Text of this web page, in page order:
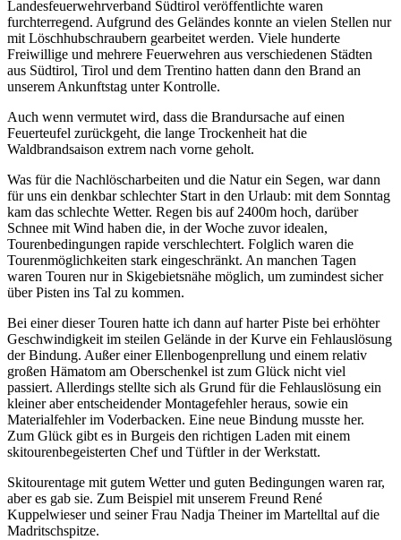
Landesfeuerwehrverband Südtirol veröffentlichte waren
furchterregend. Aufgrund des Geländes konnte an vielen Stellen nur
mit Löschhubschraubern gearbeitet werden. Viele hunderte
Freiwillige und mehrere Feuerwehren aus verschiedenen Städten
aus Südtirol, Tirol und dem Trentino hatten dann den Brand an
unserem Ankunftstag unter Kontrolle.
Auch wenn vermutet wird, dass die Brandursache auf einen
Feuerteufel zurückgeht, die lange Trockenheit hat die
Waldbrandsaison extrem nach vorne geholt.
Was für die Nachlöscharbeiten und die Natur ein Segen, war dann
für uns ein denkbar schlechter Start in den Urlaub: mit dem Sonntag
kam das schlechte Wetter. Regen bis auf 2400m hoch, darüber
Schnee mit Wind haben die, in der Woche zuvor idealen,
Tourenbedingungen rapide verschlechtert. Folglich waren die
Tourenmöglichkeiten stark eingeschränkt. An manchen Tagen
waren Touren nur in Skigebietsnähe möglich, um zumindest sicher
über Pisten ins Tal zu kommen.
Bei einer dieser Touren hatte ich dann auf harter Piste bei erhöhter
Geschwindigkeit im steilen Gelände in der Kurve ein Fehlauslösung
der Bindung. Außer einer Ellenbogenprellung und einem relativ
großen Hämatom am Oberschenkel ist zum Glück nicht viel
passiert. Allerdings stellte sich als Grund für die Fehlauslösung ein
kleiner aber entscheidender Montagefehler heraus, sowie ein
Materialfehler im Voderbacken. Eine neue Bindung musste her.
Zum Glück gibt es in Burgeis den richtigen Laden mit einem
skitourenbegeisterten Chef und Tüftler in der Werkstatt.
Skitourentage mit gutem Wetter und guten Bedingungen waren rar,
aber es gab sie. Zum Beispiel mit unserem Freund René
Kuppelwieser und seiner Frau Nadja Theiner im Martelltal auf die
Madritschspitze.